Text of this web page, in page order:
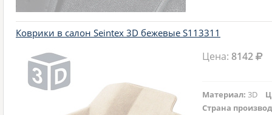
Коврики в салон Seintex 3D бежевые S113311
Цена:8142
Материал:3D
Страна